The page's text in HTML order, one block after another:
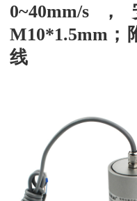
0~40mm/s
M10*1.5mm
线